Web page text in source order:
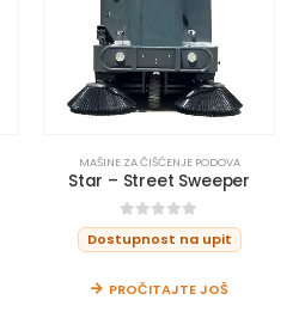
MAŠINE ZA ČIŠĆENJE PODOVA
Star – Street Sweeper
0out of 5
Dostupnost na upit
PROČITAJTE JOŠ